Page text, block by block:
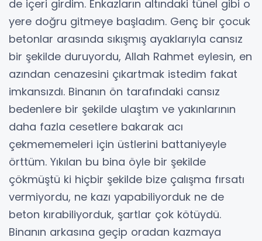
de içeri girdim. Enkazların altındaki tünel gibi o
yere doğru gitmeye başladım. Genç bir çocuk
betonlar arasında sıkışmış ayaklarıyla cansız
bir şekilde duruyordu, Allah Rahmet eylesin, en
azından cenazesini çıkartmak istedim fakat
imkansızdı. Binanın ön tarafındaki cansız
bedenlere bir şekilde ulaştım ve yakınlarının
daha fazla cesetlere bakarak acı
çekmememeleri için üstlerini battaniyeyle
örttüm. Yıkılan bu bina öyle bir şekilde
çökmüştü ki hiçbir şekilde bize çalışma fırsatı
vermiyordu, ne kazı yapabiliyorduk ne de
beton kırabiliyorduk, şartlar çok kötüydü.
Binanın arkasına geçip oradan kazmaya